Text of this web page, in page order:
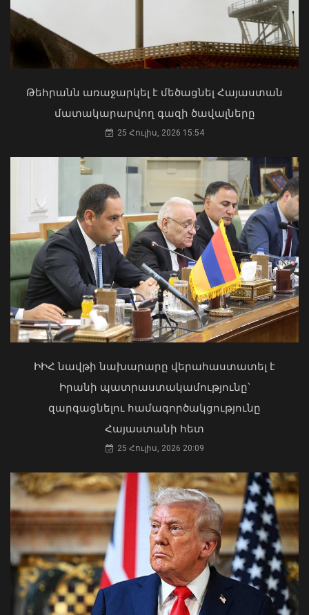
Դարոն Աճեմօղլուն մեծ ցանկություն
ունի մոտ ապագայում այցելելու
Հայաստան. դեսպան Մկրտչյան
07 Օգոստոս, 2026 12:53
սահմանափակումները ավելի մեծ
խնդիր է հենց ԵԱՏՄ-ի համար.
Փաշինյան
07 Օգոստոս, 2026 12:46
Մկրտության արարողությունից հետո
Արտաշատում 14 մարդ թունավորման
ախտանիշներով դիմել է ԲԿ. ՀՎԿԱԿ
02 Օգոստոս, 2026 15:06
«Ուժեղ Հայաստան»-ը դեմ է
քվեարկելու ԱԺ նախագահի
պաշտոնում Ռուբեն Ռուբինյանի
03 Օգոստոս, 2026 13:13
Դուք 5 տարի ինձնից փախած եք ման
Թեհրանն առաջարկել է մեծացնել Հայաստան
մատակարարվող գազի ծավալները
25 Հուլիս, 2026 15:54
ԻԻՀ նավթի նախարարը վերահաստատել է
Իրանի պատրաստակամությունը՝
զարգացնելու համագործակցությունը
Հայաստանի հետ
25 Հուլիս, 2026 20:09